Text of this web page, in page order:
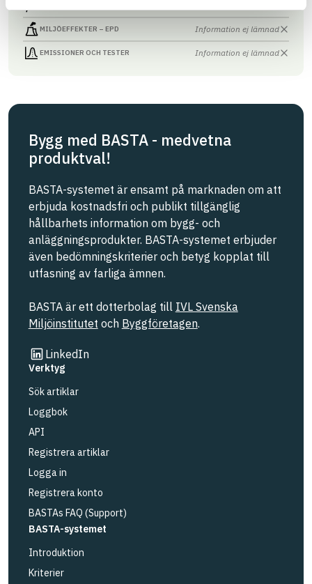
MILJÖEFFEKTER – EPD Information ej lämnad
EMISSIONER OCH TESTER Information ej lämnad
Bygg med BASTA - medvetna
produktval!
BASTA-systemet är ensamt på marknaden om att
erbjuda kostnadsfri och publikt tillgänglig
hållbarhets information om bygg- och
anläggningsprodukter. BASTA-systemet erbjuder
även bedömningskriterier och betyg kopplat till
utfasning av farliga ämnen.
BASTA är ett dotterbolag till IVL Svenska
Miljöinstitutet och Byggföretagen.
LinkedIn
Länk till annan webbplats
Verktyg
Sök artiklar
Loggbok
API
Registrera artiklar
Logga in
Registrera konto
BASTAs FAQ (Support)
BASTA-systemet
Introduktion
Kriterier